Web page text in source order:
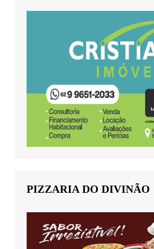
PIZZARIA DO DIVINÃO